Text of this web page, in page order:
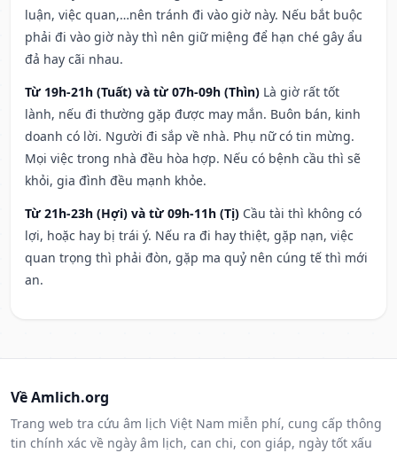
luận, việc quan,…nên tránh đi vào giờ này. Nếu bắt buộc
phải đi vào giờ này thì nên giữ miệng để hạn ché gây ẩu
đả hay cãi nhau.
Từ 19h-21h (Tuất) và từ 07h-09h (Thìn) Là giờ rất tốt
lành, nếu đi thường gặp được may mắn. Buôn bán, kinh
doanh có lời. Người đi sắp về nhà. Phụ nữ có tin mừng.
Mọi việc trong nhà đều hòa hợp. Nếu có bệnh cầu thì sẽ
khỏi, gia đình đều mạnh khỏe.
Từ 21h-23h (Hợi) và từ 09h-11h (Tị) Cầu tài thì không có
lợi, hoặc hay bị trái ý. Nếu ra đi hay thiệt, gặp nạn, việc
quan trọng thì phải đòn, gặp ma quỷ nên cúng tế thì mới
an.
Về Amlich.org
Trang web tra cứu âm lịch Việt Nam miễn phí, cung cấp thông
tin chính xác về ngày âm lịch, can chi, con giáp, ngày tốt xấu